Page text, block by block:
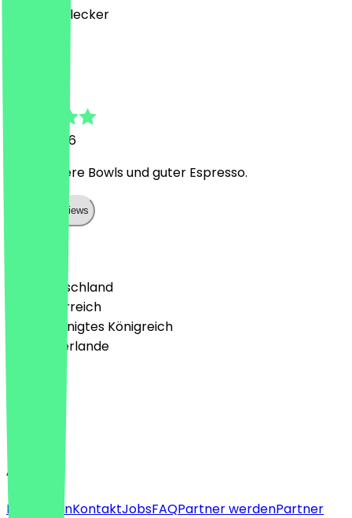
toll, super lecker
17. Juli 2026
Sehr leckere Bowls und guter Espresso.
Show all reviews
🇩🇪 Deutschland
🇦🇹 Österreich
🇬🇧 Vereinigtes Königreich
🇳🇱 Niederlande
Deutsch
English
About
Für FirmenKontaktJobsFAQPartner werdenPartner